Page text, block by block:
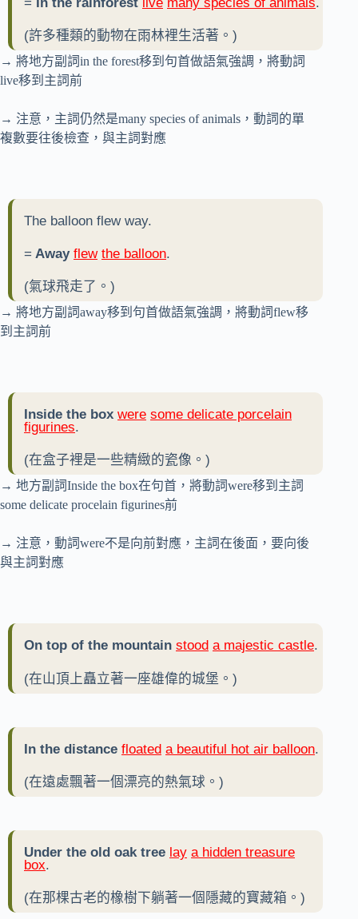
(許多種類的動物在雨林裡生活著。)
→ 將地方副詞in the forest移到句首做語氣強調，將動詞
live移到主詞前
→ 注意，主詞仍然是many species of animals，動詞的單
複數要往後檢查，與主詞對應
The balloon flew way.
= Away flew the balloon.
(氣球飛走了。)
→ 將地方副詞away移到句首做語氣強調，將動詞flew移
到主詞前
Inside the box were some delicate porcelain
figurines.
(在盒子裡是一些精緻的瓷像。)
→ 地方副詞Inside the box在句首，將動詞were移到主詞
some delicate procelain figurines前
→ 注意，動詞were不是向前對應，主詞在後面，要向後
與主詞對應
On top of the mountain stood a majestic castle.
(在山頂上矗立著一座雄偉的城堡。)
In the distance floated a beautiful hot air balloon.
(在遠處飄著一個漂亮的熱氣球。)
Under the old oak tree lay a hidden treasure
box.
(在那棵古老的橡樹下躺著一個隱藏的寶藏箱。)